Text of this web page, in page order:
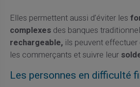
Elles permettent aussi d’éviter les
complexesdes banques
rechargeable,ils peuvent effectuer
les commerçants et suivre leur
Les personnes en difficulté